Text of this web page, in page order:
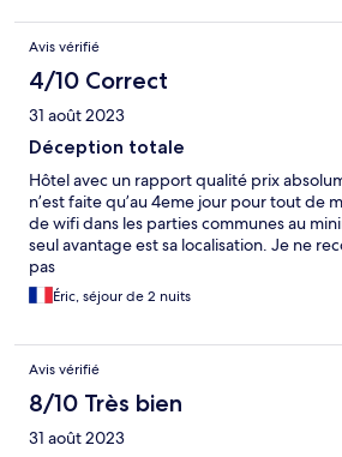
Avis vérifié
4/10 Correct
31 août 2023
Déception totale
Hôtel avec un rapport qualité prix
n’est faite qu’au 4eme jour pour tout de
de wifi dans les parties communes au
seul avantage est sa localisation. Je ne
pas
Éric, séjour de 2 nuits
Avis vérifié
8/10 Très bien
31 août 2023